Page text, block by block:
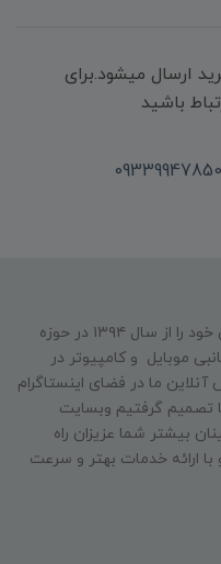
خرید ارسال میشود.برای
باشید
فروشگاه عصر دیجیتال فعالیت فیزیکی خود را از سال ۱۳۹۴ در حوزه
موبایل و کامپیوتر در
ما در فضای اینستاگرام
تصمیم گرفتیم وبسایت
بیشتر شما عزیزان راه
ارائه خدمات بهتر و سرعت